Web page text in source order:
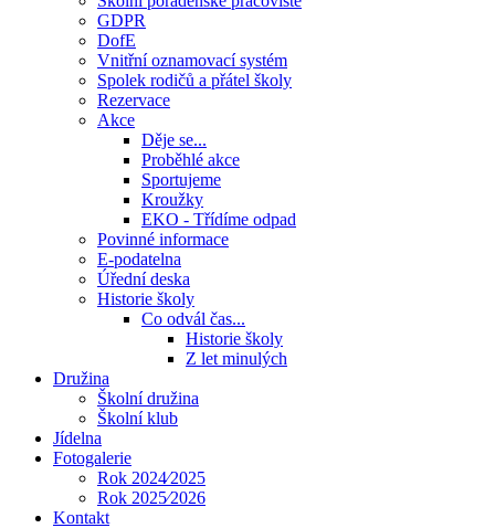
GDPR
DofE
Vnitřní oznamovací systém
Spolek rodičů a přátel školy
Rezervace
Akce
Děje se...
Proběhlé akce
Sportujeme
Kroužky
EKO - Třídíme odpad
Povinné informace
E-podatelna
Úřední deska
Historie školy
Co odvál čas...
Historie školy
Z let minulých
Družina
Školní družina
Školní klub
Jídelna
Fotogalerie
Rok 2024⁄2025
Rok 2025⁄2026
Kontakt